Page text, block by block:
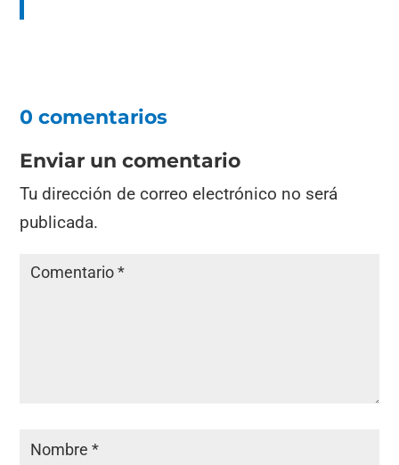
0 comentarios
Enviar un comentario
Tu dirección de correo electrónico no será
publicada.